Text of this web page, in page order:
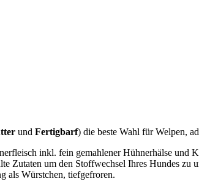
und Fertigbarf) die beste Wahl für Welpen,
inkl. fein gemahlener Hühnerhälse und
Zutaten um den Stoffwechsel Ihres Hundes zu
als Würstchen, tiefgefroren.